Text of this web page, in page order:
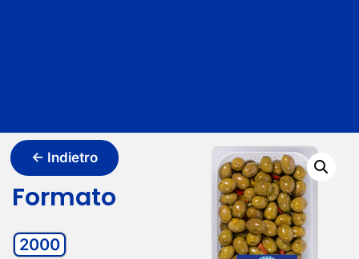
← Indietro
Formato
2000